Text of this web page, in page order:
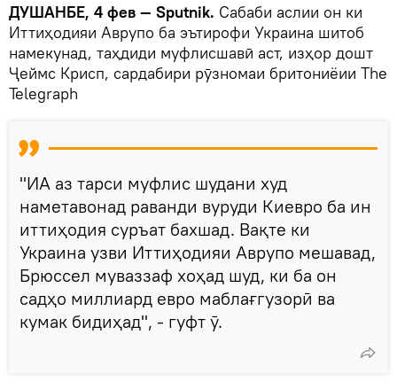
ДУШАНБЕ, 4 фев — Sputnik. Сабаби аслии он ки
Иттиҳодияи Аврупо ба эътирофи Украина шитоб
намекунад, таҳдиди муфлисшавӣ аст, изҳор дошт
Ҷеймс Крисп, сардабири рӯзномаи бритониёии The
Telegraph
"ИА аз тарси муфлис шудани худ
наметавонад раванди вуруди Киевро ба ин
иттиҳодия суръат бахшад. Вақте ки
Украина узви Иттиҳодияи Аврупо мешавад,
Брюссел муваззаф хоҳад шуд, ки ба он
садҳо миллиард евро маблағгузорӣ ва
кумак бидиҳад", - гуфт ӯ.